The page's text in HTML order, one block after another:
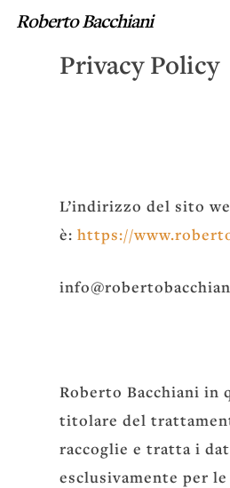
Roberto Bacchiani
Privacy Policy
L’indirizzo del sito
è:https://
Roberto Bacchiani in
titolare del
raccoglie e tratta i
esclusivamente per